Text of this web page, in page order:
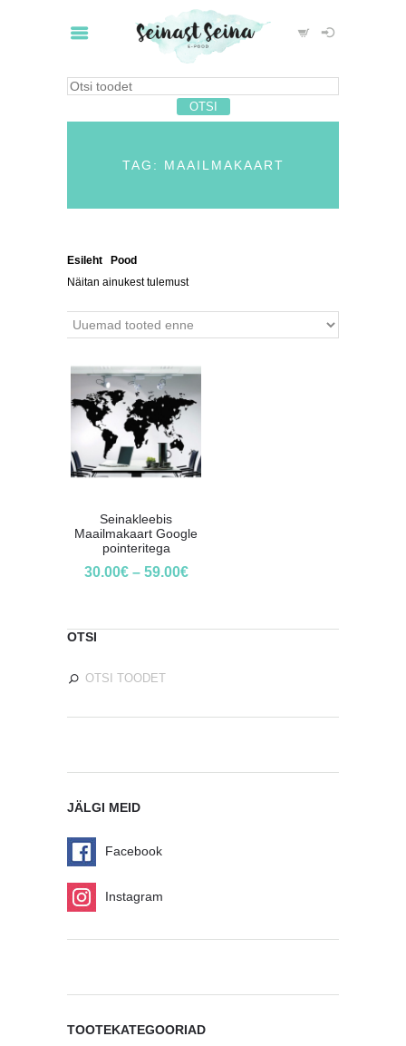
TAG: MAAILMAKAART
Esileht Pood
Näitan ainukest tulemust
Seinakleebis
Maailmakaart Google
pointeritega
30.00€– 59.00€
OTSI
JÄLGI MEID
Facebook
Instagram
TOOTEKATEGOORIAD